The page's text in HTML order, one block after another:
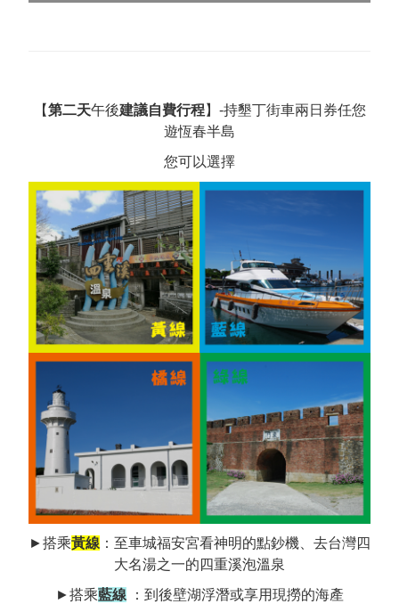
【第二天午後建議自費行程】-持墾丁街車兩日券任您
遊恆春半島
您可以選擇
►搭乘黃線 ：至車城福安宮看神明的點鈔機、去台灣四
大名湯之一的四重溪泡溫泉
►搭乘藍線 ：到後壁湖浮潛或享用現撈的海產